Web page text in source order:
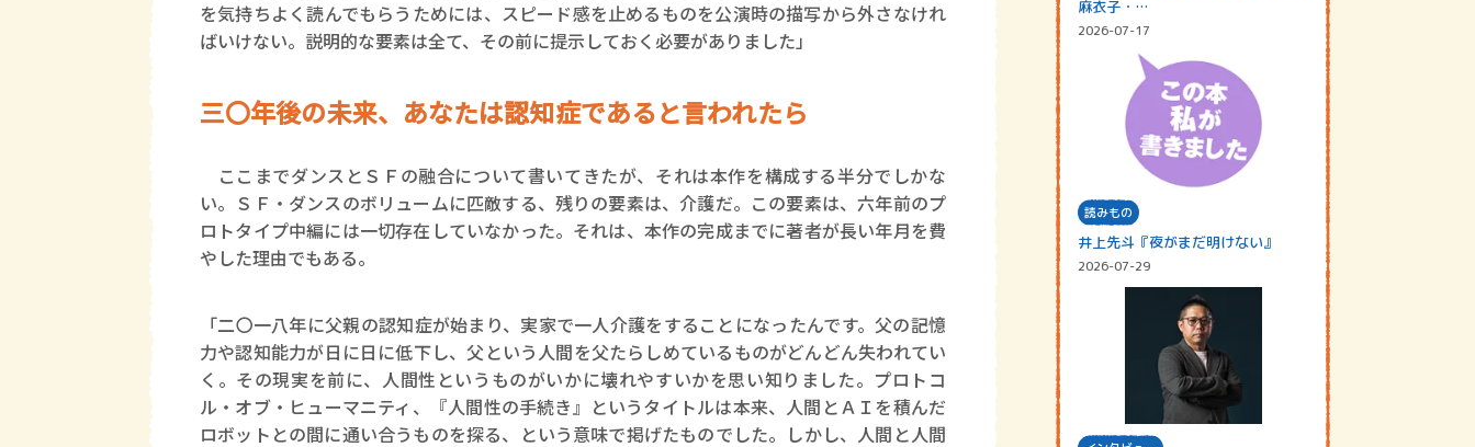
を気持ちよく読んでもらうためには、スピード感を止めるものを公演時の描写から外さなけれ
ばいけない。説明的な要素は全て、その前に提示しておく必要がありました」
三〇年後の未来、あなたは認知症であると言われたら
ここまでダンスとＳＦの融合について書いてきたが、それは本作を構成する半分でしかな
い。ＳＦ・ダンスのボリュームに匹敵する、残りの要素は、介護だ。この要素は、六年前のプ
ロトタイプ中編には一切存在していなかった。それは、本作の完成までに著者が長い年月を費
やした理由でもある。
「二〇一八年に父親の認知症が始まり、実家で一人介護をすることになったんです。父の記憶
力や認知能力が日に日に低下し、父という人間を父たらしめているものがどんどん失われてい
く。その現実を前に、人間性というものがいかに壊れやすいかを思い知りました。プロトコ
ル・オブ・ヒューマニティ、『人間性の手続き』というタイトルは本来、人間とＡＩを積んだ
ロボットとの間に通い合うものを探る、という意味で掲げたものでした。しかし、人間と人間
麻衣子・…
2026-07-17
読みもの
井上先斗『夜がまだ明けない』
2026-07-29